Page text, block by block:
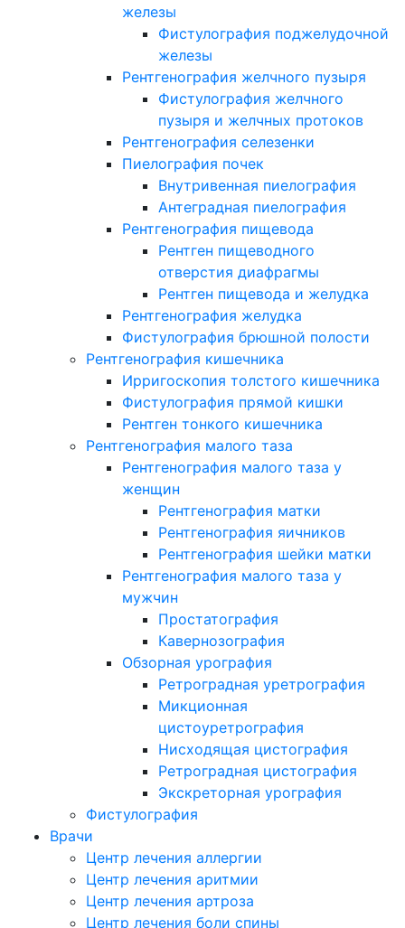
железы
Фистулография поджелудочной
железы
Рентгенография желчного пузыря
Фистулография желчного
пузыря и желчных протоков
Рентгенография селезенки
Пиелография почек
Внутривенная пиелография
Антеградная пиелография
Рентгенография пищевода
Рентген пищеводного
отверстия диафрагмы
Рентген пищевода и желудка
Рентгенография желудка
Фистулография брюшной полости
Рентгенография кишечника
Ирригоскопия толстого кишечника
Фистулография прямой кишки
Рентген тонкого кишечника
Рентгенография малого таза
Рентгенография малого таза у
женщин
Рентгенография матки
Рентгенография яичников
Рентгенография шейки матки
Рентгенография малого таза у
мужчин
Простатография
Кавернозография
Обзорная урография
Ретроградная уретрография
Микционная
цистоуретрография
Нисходящая цистография
Ретроградная цистография
Экскреторная урография
Фистулография
Врачи
Центр лечения аллергии
Центр лечения аритмии
Центр лечения артроза
Центр лечения боли спины